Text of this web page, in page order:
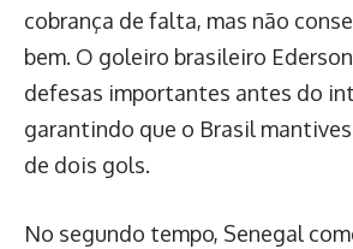
cobrança de falta, mas não
bem. O goleiro brasileiro
defesas importantes antes do
garantindo que o Brasil
de dois gols.
No segundo tempo, Senegal